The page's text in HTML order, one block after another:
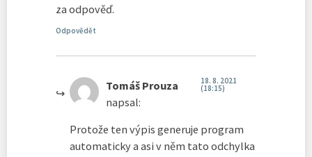
za odpověď.
Odpovědět
Tomáš Prouza
napsal:
18. 8. 2021
(18:15)
Protože ten výpis generuje program
automaticky a asi v něm tato odchylka